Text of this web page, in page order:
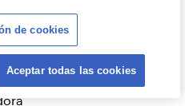
de cookies
Aceptar todas las cookies